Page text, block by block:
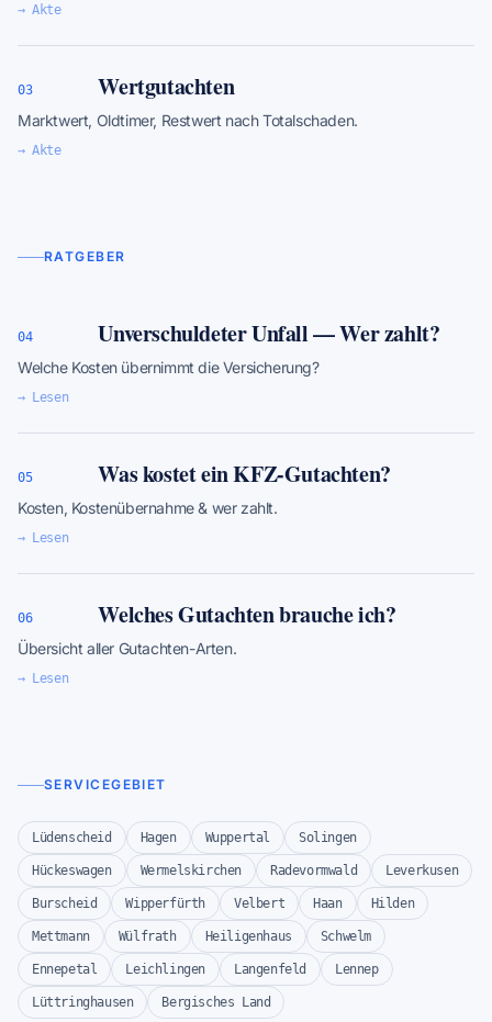
→ Akte
03 Wertgutachten
Marktwert, Oldtimer, Restwert nach Totalschaden.
→ Akte
RATGEBER
04 Unverschuldeter Unfall — Wer zahlt?
Welche Kosten übernimmt die Versicherung?
→ Lesen
05 Was kostet ein KFZ-Gutachten?
Kosten, Kostenübernahme & wer zahlt.
→ Lesen
06 Welches Gutachten brauche ich?
Übersicht aller Gutachten-Arten.
→ Lesen
SERVICEGEBIET
Lüdenscheid Hagen Wuppertal Solingen
Hückeswagen Wermelskirchen Radevormwald Leverkusen
Burscheid Wipperfürth Velbert Haan Hilden
Mettmann Wülfrath Heiligenhaus Schwelm
Ennepetal Leichlingen Langenfeld Lennep
Lüttringhausen Bergisches Land